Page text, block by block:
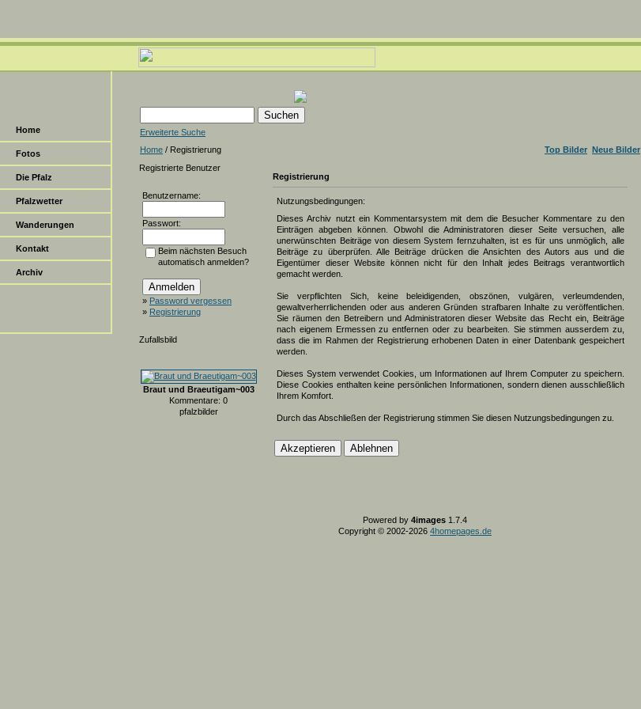
Home
Fotos
Die Pfalz
Pfalzwetter
Wanderungen
Kontakt
Archiv
Erweiterte Suche
Home / Registrierung Top Bilder Neue Bilder
Registrierte Benutzer
Benutzername:
Passwort:
Beim nächsten Besuch
automatisch anmelden?
» Password vergessen
» Registrierung
Zufallsbild
Braut und Braeutigam~003
Kommentare: 0
pfalzbilder
Registrierung
Nutzungsbedingungen:
Dieses Archiv nutzt ein Kommentarsystem mit dem die Besucher Kommentare zu den
Einträgen abgeben können. Obwohl die Administratoren dieser Seite versuchen, alle
unerwünschten Beiträge von diesem System fernzuhalten, ist es für uns unmöglich, alle
Beiträge zu überprüfen. Alle Beiträge drücken die Ansichten des Autors aus und die
Eigentümer dieser Website können nicht für den Inhalt jedes Beitrags verantwortlich
gemacht werden.
Sie verpflichten Sich, keine beleidigenden, obszönen, vulgären, verleumdenden,
gewaltverherrlichenden oder aus anderen Gründen strafbaren Inhalte zu veröffentlichen.
Sie räumen den Betreibern und Administratoren dieser Website das Recht ein, Beiträge
nach eigenem Ermessen zu entfernen oder zu bearbeiten. Sie stimmen ausserdem zu,
dass die im Rahmen der Registrierung erhobenen Daten in einer Datenbank gespeichert
werden.
Dieses System verwendet Cookies, um Informationen auf Ihrem Computer zu speichern.
Diese Cookies enthalten keine persönlichen Informationen, sondern dienen ausschließlich
Ihrem Komfort.
Durch das Abschließen der Registrierung stimmen Sie diesen Nutzungsbedingungen zu.
Powered by 4images 1.7.4
Copyright © 2002-2026 4homepages.de